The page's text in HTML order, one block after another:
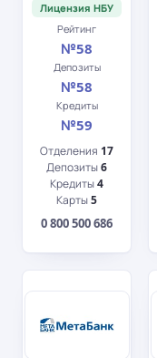
Лицензия НБУ
Рейтинг
№58
Депозиты
№58
Кредиты
№59
Отделения 17
Депозиты6
Кредиты4
Карты5
0 800 500 686